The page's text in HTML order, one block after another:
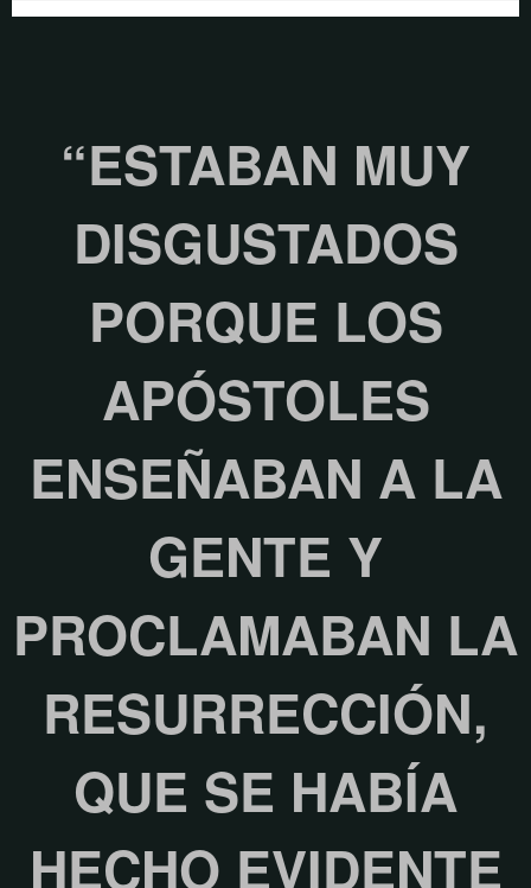
“ESTABAN MUY
DISGUSTADOS
PORQUE LOS
APÓSTOLES
ENSEÑABAN A LA
GENTE Y
PROCLAMABAN LA
RESURRECCIÓN,
QUE SE HABÍA
HECHO EVIDENTE